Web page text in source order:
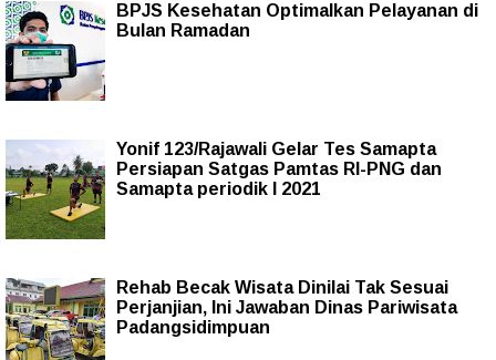
BPJS Kesehatan Optimalkan Pelayanan di
Bulan Ramadan
Yonif 123/Rajawali Gelar Tes Samapta
Persiapan Satgas Pamtas RI-PNG dan
Samapta periodik I 2021
Rehab Becak Wisata Dinilai Tak Sesuai
Perjanjian, Ini Jawaban Dinas Pariwisata
Padangsidimpuan